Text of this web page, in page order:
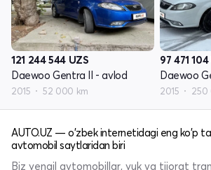
121 244 544 UZS
Daewoo Gentra II - avlod
2015 52 000 km
97 471 104
Daewoo
2015 250
AUTO.UZ — o'zbek internetidagi eng ko'p
avtomobil saytlaridan biri
Biz yengil avtomobillar, yuk va tijorat